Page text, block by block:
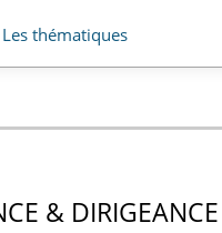
Les thématiques
& DIRIGEANCE